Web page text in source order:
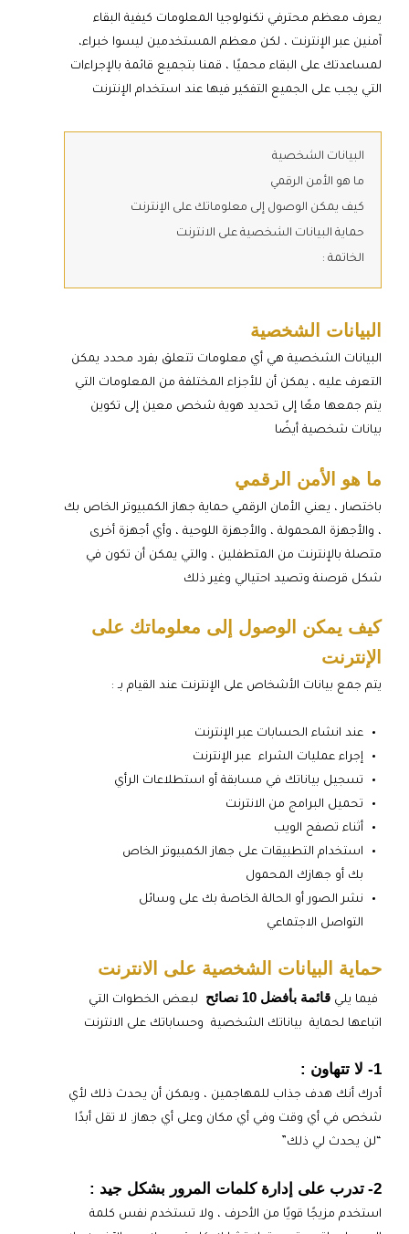
يعرف معظم محترفي تكنولوجيا المعلومات كيفية البقاء
آمنين عبر الإنترنت ، لكن معظم المستخدمين ليسوا خبراء،
لمساعدتك على البقاء محميًا ، قمنا بتجميع قائمة بالإجراءات
التي يجب على الجميع التفكير فيها عند استخدام الإنترنت
البيانات الشخصية
ما هو الأمن الرقمي
كيف يمكن الوصول إلى معلوماتك على الإنترنت
حماية البيانات الشخصية على الانترنت
الخاتمة :
البيانات الشخصية
البيانات الشخصية هي أي معلومات تتعلق بفرد محدد يمكن
التعرف عليه ، يمكن أن للأجزاء المختلفة من المعلومات التي
يتم جمعها معًا إلى تحديد هوية شخص معين إلى تكوين
بيانات شخصية أيضًا
ما هو الأمن الرقمي
باختصار ، يعني الأمان الرقمي حماية جهاز الكمبيوتر الخاص بك
، والأجهزة المحمولة ، والأجهزة اللوحية ، وأي أجهزة أخرى
متصلة بالإنترنت من المتطفلين ، والتي يمكن أن تكون في
شكل قرصنة وتصيد احتيالي وغير ذلك
كيف يمكن الوصول إلى معلوماتك على
الإنترنت
يتم جمع بيانات الأشخاص على الإنترنت عند القيام بـ :
عند انشاء الحسابات عبر الإنترنت
إجراء عمليات الشراء عبر الإنترنت
تسجيل بياناتك في مسابقة أو استطلاعات الرأي
تحميل البرامج من الانترنت
أثناء تصفح الويب
استخدام التطبيقات على جهاز الكمبيوتر الخاص
بك أو جهازك المحمول
نشر الصور أو الحالة الخاصة بك على وسائل
التواصل الاجتماعي
حماية البيانات الشخصية على الانترنت
فيما يلي قائمة بأفضل 10 نصائح
لبعض الخطوات التي
اتباعها لحماية بياناتك الشخصية وحساباتك على الانترنت
1- لا تتهاون :
أدرك أنك هدف جذاب للمهاجمين ، ويمكن أن يحدث ذلك لأي
شخص في أي وقت وفي أي مكان وعلى أي جهاز. لا تقل أبدًا
“لن يحدث لي ذلك”
2- تدرب على إدارة كلمات المرور بشكل جيد :
استخدم مزيجًا قويًا من الأحرف ، ولا تستخدم نفس كلمة